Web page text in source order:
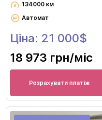
134000 км
Автомат
Ціна: 21 000$
18 973 грн/міс
Розрахувати платіж